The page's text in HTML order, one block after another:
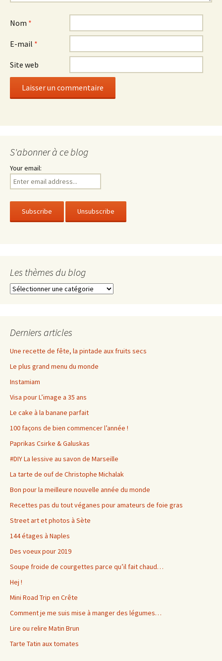
Nom *
E-mail *
Site web
S'abonner à ce blog
Your email:
Les thèmes du blog
Les
Derniers articles
Une recette de fête, la pintade aux fruits secs
Le plus grand menu du monde
Instamiam
Visa pour L’image a 35 ans
Le cake à la banane parfait
100 façons de bien commencer l’année !
Paprikas Csirke & Galuskas
#DIY La lessive au savon de Marseille
La tarte de ouf de Christophe Michalak
Bon pour la meilleure nouvelle année du monde
Recettes pas du tout véganes pour amateurs de foie gras
Street art et photos à Sète
144 étages à Naples
Des voeux pour 2019
Soupe froide de courgettes parce qu’il fait chaud…
Hej !
Mini Road Trip en Crête
Comment je me suis mise à manger des légumes…
Lire ou relire Matin Brun
Tarte Tatin aux tomates